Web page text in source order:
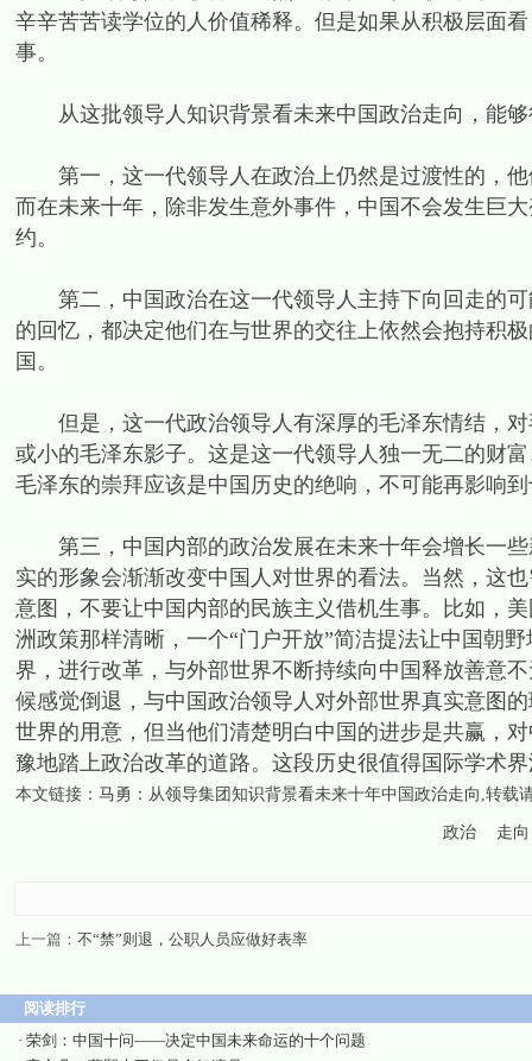
辛辛苦苦读学位的人价值稀释。但是如果从积极层面
事。
从这批领导人知识背景看未来中国政治走向，能够
第一，这一代领导人在政治上仍然是过渡性的，他
而在未来十年，除非发生意外事件，中国不会发生巨
约。
第二，中国政治在这一代领导人主持下向回走的可
的回忆，都决定他们在与世界的交往上依然会抱持积
国。
但是，这一代政治领导人有深厚的毛泽东情结，对
或小的毛泽东影子。这是这一代领导人独一无二的财
毛泽东的崇拜应该是中国历史的绝响，不可能再影响
第三，中国内部的政治发展在未来十年会增长一些
实的形象会渐渐改变中国人对世界的看法。当然，这
意图，不要让中国内部的民族主义借机生事。比如，
洲政策那样清晰，一个“门户开放”简洁提法让中国朝
界，进行改革，与外部世界不断持续向中国释放善意
候感觉倒退，与中国政治领导人对外部世界真实意图
世界的用意，但当他们清楚明白中国的进步是共赢，
豫地踏上政治改革的道路。这段历史很值得国际学术
本文链接： 马勇：从领导集团知识背景看未来十年中国政治走向 ,转载
政治 走向
上一篇： 不“禁”则退，公职人员应做好表率
阅读排行
· 荣剑：中国十问——决定中国未来命运的十个问题